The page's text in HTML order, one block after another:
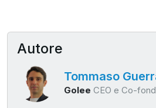
della nostra vita e della nostra
Perché promuove sani valori e
giovani.
Ciao, sono Tommaso Guerra,
Golee, gestionale per
Autore
Tommaso
Golee CEO e Co-